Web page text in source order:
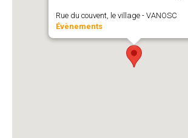
Rue du couvent, le village - VANOSC
Évènements